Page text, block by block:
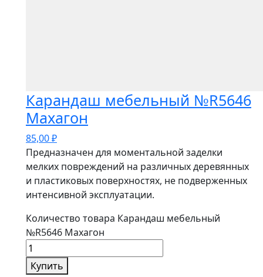
Карандаш мебельный №R5646
Махагон
85,00₽
Предназначен для моментальной заделки
мелких повреждений на различных деревянных
и пластиковых поверхностях, не подверженных
интенсивной эксплуатации.
Количество товара Карандаш мебельный
№R5646 Махагон
Купить